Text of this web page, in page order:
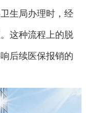
生局办理时，经
这种流程上的脱
后续医保报销的